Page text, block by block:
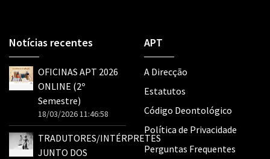
Notícias recentes
OFICINAS APT 2026
ONLINE (2º
Semestre)
18/03/2026 11:46:58
TRADUTORES/INTÉRPRETES
JUNTO DOS
APT
A Direcção
Estatutos
Código Deontológico
Política de Privacidade
Perguntas Frequentes